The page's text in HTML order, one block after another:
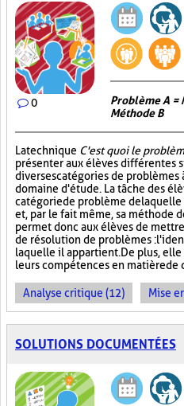
0
Problème A =
Méthode B
La technique C'est quoi le
présenter aux élèves différentes
diverses catégories de problèmes
domaine d'étude. La tâche des
catégorie de problème de
et, par le fait même, sa méthode
permet donc aux élèves de
de résolution de problèmes :
laquelle il appartient. De plus,
leurs compétences en matière de
Analyse critique (12) Mise
SOLUTIONS DOCUMENTÉES